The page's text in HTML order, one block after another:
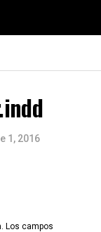
1, 2016
Los campos